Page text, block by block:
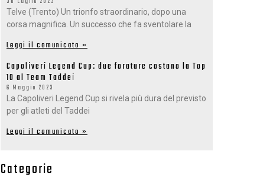
Telve (Trento) Un trionfo straordinario, dopo una
corsa magnifica. Un successo che fa sventolare la
Leggi il comunicato »
Capoliveri Legend Cup: due forature costano la Top
10 al Team Taddei
6 Maggio 2023
La Capoliveri Legend Cup si rivela più dura del previsto
per gli atleti del Taddei
Leggi il comunicato »
Categorie